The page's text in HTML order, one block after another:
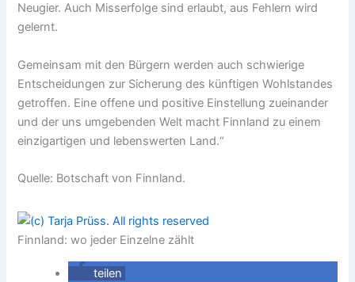
Neugier. Auch Misserfolge sind erlaubt, aus Fehlern wird
gelernt.
Gemeinsam mit den Bürgern werden auch schwierige
Entscheidungen zur Sicherung des künftigen Wohlstandes
getroffen. Eine offene und positive Einstellung zueinander
und der uns umgebenden Welt macht Finnland zu einem
einzigartigen und lebenswerten Land.“
Quelle: Botschaft von Finnland.
Finnland: wo jeder Einzelne zählt
teilen